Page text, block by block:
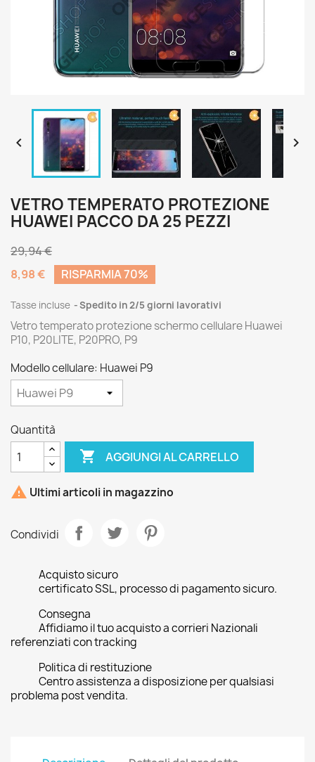
 
VETRO TEMPERATO PROTEZIONE
HUAWEI PACCO DA 25 PEZZI
29,94 €
8,98 €
RISPARMIA 70%
Tasse incluse Spedito in 2/5 giorni lavorativi
Vetro temperato protezione schermo cellulare Huawei
P10, P20LITE, P20PRO, P9
Modello cellulare: Huawei P9
Quantità
 AGGIUNGI AL CARRELLO
 Ultimi articoli in magazzino
Condividi
Acquisto sicuro
certificato SSL, processo di pagamento sicuro.
Consegna
Affidiamo il tuo acquisto a corrieri Nazionali
referenziati con tracking
Politica di restituzione
Centro assistenza a disposizione per qualsiasi
problema post vendita.